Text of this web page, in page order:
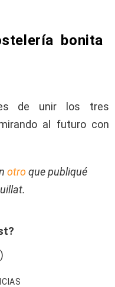
bonita
de unir los tres
al futuro con
otroque publiqué